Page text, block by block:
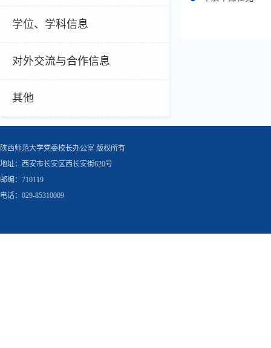
学位、学科信息
对外交流与合作信息
其他
陕西师范大学党委校长办公室 版权所有
地址：西安市长安区西长安街620号
邮编：710119
电话：029-85310009